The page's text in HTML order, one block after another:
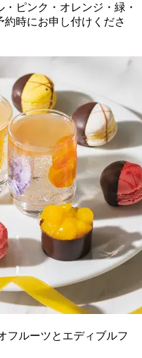
ピンク・オレンジ・緑・
時にお申し付けくださ
フルーツとエディブルフ